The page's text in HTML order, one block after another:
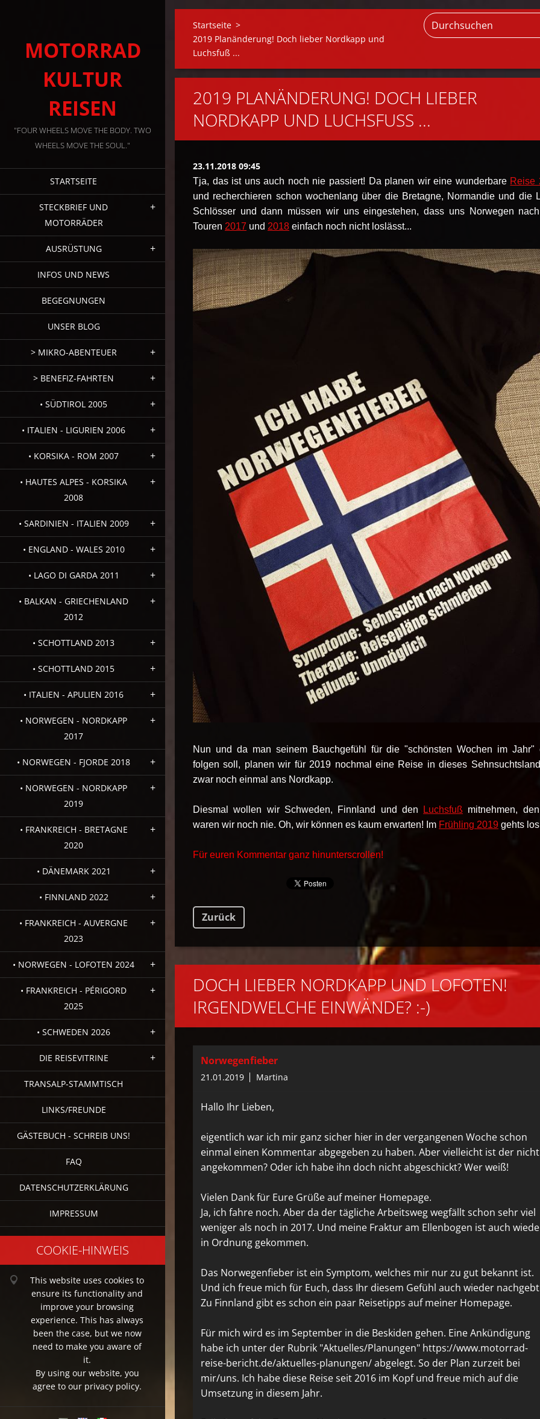
MOTORRAD
KULTUR
REISEN
"FOUR WHEELS MOVE THE BODY. TWO
WHEELS MOVE THE SOUL."
STARTSEITE
STECKBRIEF UND
MOTORRÄDER
AUSRÜSTUNG
INFOS UND NEWS
BEGEGNUNGEN
UNSER BLOG
> MIKRO-ABENTEUER
> BENEFIZ-FAHRTEN
• SÜDTIROL 2005
• ITALIEN - LIGURIEN 2006
• KORSIKA - ROM 2007
• HAUTES ALPES - KORSIKA
2008
• SARDINIEN - ITALIEN 2009
• ENGLAND - WALES 2010
• LAGO DI GARDA 2011
• BALKAN - GRIECHENLAND
2012
• SCHOTTLAND 2013
• SCHOTTLAND 2015
• ITALIEN - APULIEN 2016
• NORWEGEN - NORDKAPP
2017
• NORWEGEN - FJORDE 2018
• NORWEGEN - NORDKAPP
2019
• FRANKREICH - BRETAGNE
2020
• DÄNEMARK 2021
• FINNLAND 2022
• FRANKREICH - AUVERGNE
2023
• NORWEGEN - LOFOTEN 2024
• FRANKREICH - PÉRIGORD
2025
• SCHWEDEN 2026
DIE REISEVITRINE
TRANSALP-STAMMTISCH
LINKS/FREUNDE
GÄSTEBUCH - SCHREIB UNS!
FAQ
DATENSCHUTZERKLÄRUNG
IMPRESSUM
COOKIE-HINWEIS
This website uses cookies to
ensure its functionality and
improve your browsing
experience. This has always
been the case, but we now
need to make you aware of
it.
By using our website, you
agree to our privacy policy.
Startseite >
2019 Planänderung! Doch lieber Nordkapp und
Luchsfuß ...
2019 PLANÄNDERUNG! DOCH LIEBER
NORDKAPP UND LUCHSFUSS ...
23.11.2018 09:45
Tja, das ist uns auch noch nie passiert! Da planen wir eine wunderbare Reise
und recherchieren schon wochenlang über die Bretagne, Normandie und die
Schlösser und dann müssen wir uns eingestehen, dass uns Norwegen
Touren 2017 und 2018 einfach noch nicht loslässt...
Nun und da man seinem Bauchgefühl für die "schönsten Wochen im Jahr"
folgen soll, planen wir für 2019 nochmal eine Reise in dieses
zwar noch einmal ans Nordkapp.
Diesmal wollen wir Schweden, Finnland und den Luchsfuß mitnehmen,
waren wir noch nie. Oh, wir können es kaum erwarten! Im Frühling 2019 gehts
Für euren Kommentar ganz hinunterscrollen!
Zurück
DOCH LIEBER NORDKAPP UND LOFOTEN!
IRGENDWELCHE EINWÄNDE? :-)
Norwegenfieber
21.01.2019 Martina
Hallo Ihr Lieben,
eigentlich war ich mir ganz sicher hier in der vergangenen Woche schon
einmal einen Kommentar abgegeben zu haben. Aber vielleicht ist der nicht
angekommen? Oder ich habe ihn doch nicht abgeschickt? Wer weiß!
Vielen Dank für Eure Grüße auf meiner Homepage.
Ja, ich fahre noch. Aber da der tägliche Arbeitsweg wegfällt schon sehr viel
weniger als noch in 2017. Und meine Fraktur am Ellenbogen ist auch
in Ordnung gekommen.
Das Norwegenfieber ist ein Symptom, welches mir nur zu gut bekannt ist.
Und ich freue mich für Euch, dass Ihr diesem Gefühl auch wieder
Zu Finnland gibt es schon ein paar Reisetipps auf meiner Homepage.
Für mich wird es im September in die Beskiden gehen. Eine Ankündigung
habe ich unter der Rubrik "Aktuelles/Planungen" https://www.motorrad-
reise-bericht.de/aktuelles-planungen/ abgelegt. So der Plan zurzeit bei
mir/uns. Ich habe diese Reise seit 2016 im Kopf und freue mich auf die
Umsetzung in diesem Jahr.